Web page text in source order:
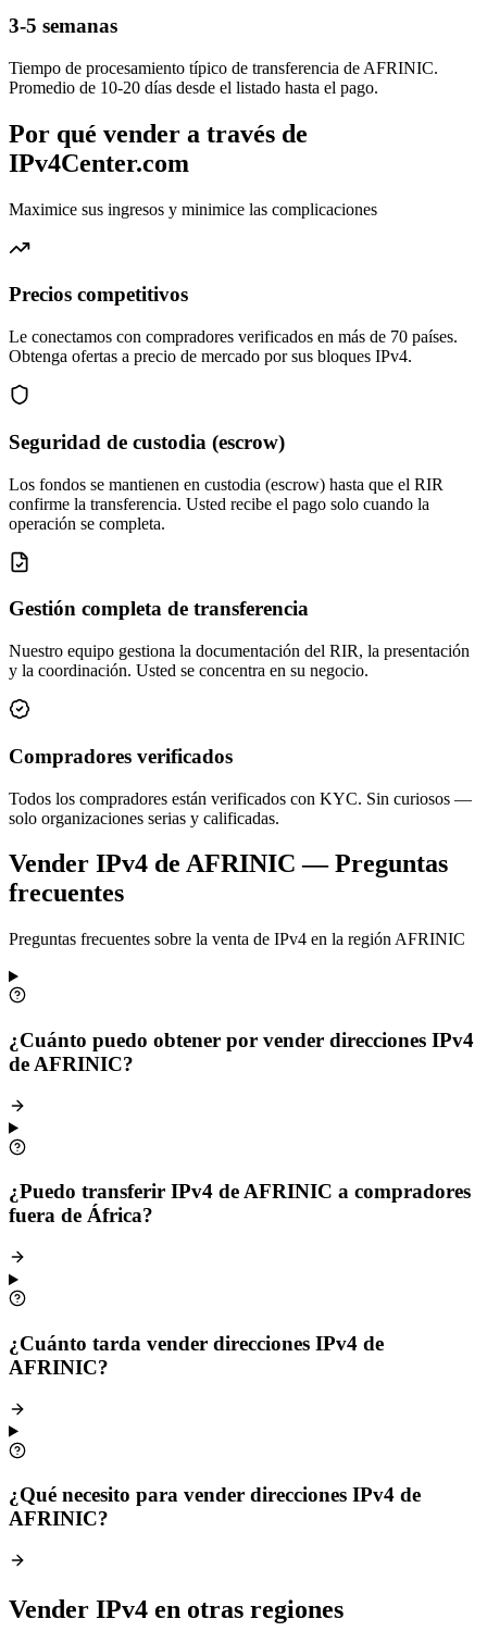
3-5 semanas
Tiempo de procesamiento típico de transferencia de AFRINIC.
Promedio de 10-20 días desde el listado hasta el pago.
Por qué vender a través de
IPv4Center.com
Maximice sus ingresos y minimice las complicaciones
Precios competitivos
Le conectamos con compradores verificados en más de 70 países.
Obtenga ofertas a precio de mercado por sus bloques IPv4.
Seguridad de custodia (escrow)
Los fondos se mantienen en custodia (escrow) hasta que el RIR
confirme la transferencia. Usted recibe el pago solo cuando la
operación se completa.
Gestión completa de transferencia
Nuestro equipo gestiona la documentación del RIR, la presentación
y la coordinación. Usted se concentra en su negocio.
Compradores verificados
Todos los compradores están verificados con KYC. Sin curiosos —
solo organizaciones serias y calificadas.
Vender IPv4 de AFRINIC — Preguntas
frecuentes
Preguntas frecuentes sobre la venta de IPv4 en la región AFRINIC
¿Cuánto puedo obtener por vender direcciones IPv4
de AFRINIC?
¿Puedo transferir IPv4 de AFRINIC a compradores
fuera de África?
¿Cuánto tarda vender direcciones IPv4 de
AFRINIC?
¿Qué necesito para vender direcciones IPv4 de
AFRINIC?
Vender IPv4 en otras regiones